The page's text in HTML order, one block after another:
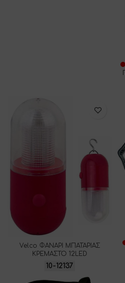
Velco ΦΑΝΑΡΙ ΜΠΑΤΑΡΙΑΣ
ΚΡΕΜΑΣΤΟ 12LED
10-12137